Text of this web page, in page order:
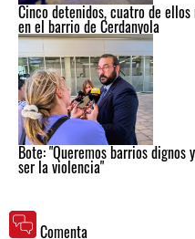
Cinco detenidos, cuatro de
en el barrio de Cerdanyola
Bote: "Queremos barrios dignos
ser la violencia"
Comenta